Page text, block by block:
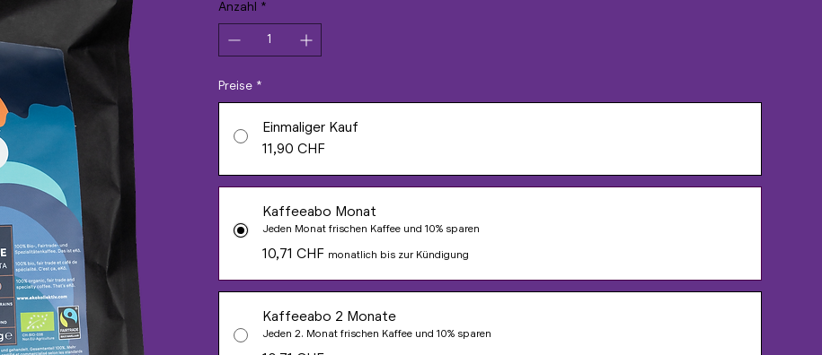
Anzahl *
Preise *
Einmaliger Kauf
11,90 CHF
Kaffeeabo Monat
Jeden Monat frischen Kaffee und 10% sparen
10,71 CHF monatlich bis zur Kündigung
Kaffeeabo 2 Monate
Jeden 2. Monat frischen Kaffee und 10% sparen